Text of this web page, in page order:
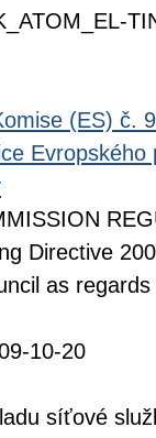
(ES) č.
Directive
as
10-20
síťové